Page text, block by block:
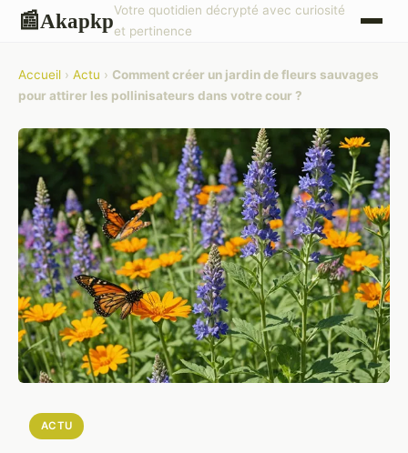
📰AkapkpVotre quotidien décrypté avec curiosité
et pertinence
Accueil › Actu › Comment créer un jardin de fleurs sauvages
pour attirer les pollinisateurs dans votre cour ?
ACTU